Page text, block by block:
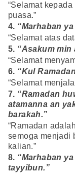
“Selamat
puasa.”
4. “Marhaban
“Selamat atas
5. “Asakum min
“Selamat
6. “Kul
“Selamat
7. “Ramadan
atamanna an
barakah.”
“Ramadan
semoga menjadi
kalian.”
8. “Marhaban
tayyibun.”